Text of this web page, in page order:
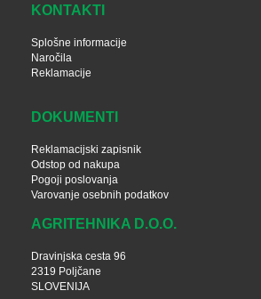
KONTAKTI
Splošne informacije
Naročila
Reklamacije
DOKUMENTI
Reklamacijski zapisnik
Odstop od nakupa
Pogoji poslovanja
Varovanje osebnih podatkov
AGRITEHNIKA D.O.O.
Dravinjska cesta 96
2319 Poljčane
SLOVENIJA